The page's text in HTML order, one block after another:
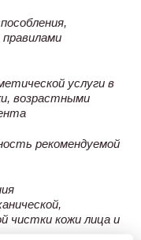
услуги в
возрастными
рекомендуемой
чистки кожи лица и